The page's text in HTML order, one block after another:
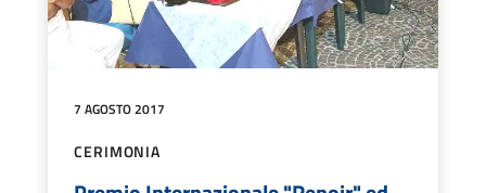
7 AGOSTO 2017
CERIMONIA